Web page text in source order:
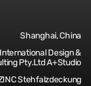
Shanghai, China
Design &
Pty.Ltd A+Studio
Stehfalzdeckung